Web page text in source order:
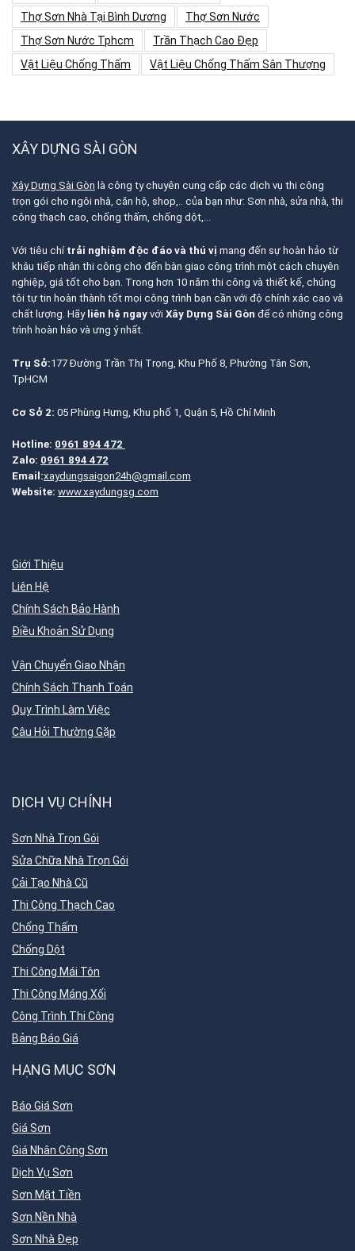
Thợ Sơn Nhà Tại Bình Dương
Thợ Sơn Nước
Thợ Sơn Nước Tphcm
Trần Thạch Cao Đẹp
Vật Liệu Chống Thấm
Vật Liệu Chống Thấm Sân Thượng
XÂY DỰNG SÀI GÒN
Xây Dựng Sài Gòn là công ty chuyên cung cấp các dịch vụ thi công
trọn gói cho ngôi nhà, căn hộ, shop,.. của bạn như: Sơn nhà, sửa nhà, thi
công thạch cao, chống thấm, chống dột,…
Với tiêu chí trải nghiệm độc đáo và thú vị mang đến sự hoàn hảo từ
khâu tiếp nhận thi công cho đến bàn giao công trình một cách chuyên
nghiệp, giá tốt cho bạn. Trong hơn 10 năm thi công và thiết kế, chúng
tôi tự tin hoàn thành tốt mọi công trình bạn cần với độ chính xác cao và
chất lượng. Hãy liên hệ ngay với Xây Dựng Sài Gòn để có những công
trình hoàn hảo và ưng ý nhất.
Trụ Sở:177 Đường Trần Thị Trọng, Khu Phố 8, Phường Tân Sơn,
TpHCM
Cơ Sở 2: 05 Phùng Hưng, Khu phố 1, Quận 5, Hồ Chí Minh
Hotline: 0961 894 472
Zalo: 0961 894 472
Email:xaydungsaigon24h@gmail.com
Website: www.xaydungsg.com
Giới Thiệu
Liên Hệ
Chính Sách Bảo Hành
Điều Khoản Sử Dụng
Vận Chuyển Giao Nhận
Chính Sách Thanh Toán
Quy Trình Làm Việc
Câu Hỏi Thường Gặp
DỊCH VỤ CHÍNH
Sơn Nhà Trọn Gói
Sửa Chữa Nhà Trọn Gói
Cải Tạo Nhà Cũ
Thi Công Thạch Cao
Chống Thấm
Chống Dột
Thi Công Mái Tôn
Thi Công Máng Xối
Công Trình Thi Công
Bảng Báo Giá
HẠNG MỤC SƠN
Báo Giá Sơn
Giá Sơn
Giá Nhân Công Sơn
Dịch Vụ Sơn
Sơn Mặt Tiền
Sơn Nền Nhà
Sơn Nhà Đẹp